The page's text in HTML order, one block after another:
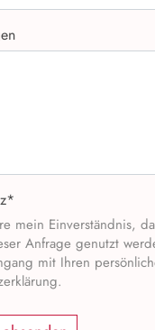
*
Anfrage genutzt
mit Ihren